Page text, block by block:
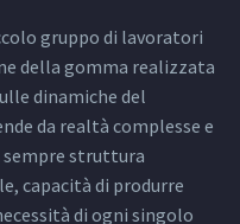
gruppo di lavoratori
della gomma realizzata
dinamiche del
da realtà complesse e
sempre struttura
capacità di produrre
di ogni singolo